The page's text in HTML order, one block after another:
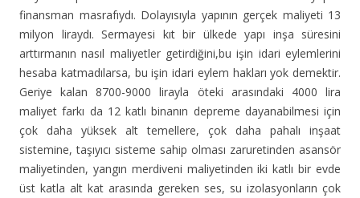
finansman masrafıydı. Dolayısıyla yapının gerçek maliyeti 13
milyon liraydı. Sermayesi kıt bir ülkede yapı inşa süresini
arttırmanın nasıl maliyetler getirdiğini,bu işin idari eylemlerini
hesaba katmadılarsa, bu işin idari eylem hakları yok demektir.
Geriye kalan 8700-9000 lirayla öteki arasındaki 4000 lira
maliyet farkı da 12 katlı binanın depreme dayanabilmesi için
çok daha yüksek alt temellere, çok daha pahalı inşaat
sistemine, taşıyıcı sisteme sahip olması zaruretinden asansör
maliyetinden, yangın merdiveni maliyetinden iki katlı bir evde
üst katla alt kat arasında gereken ses, su izolasyonların çok